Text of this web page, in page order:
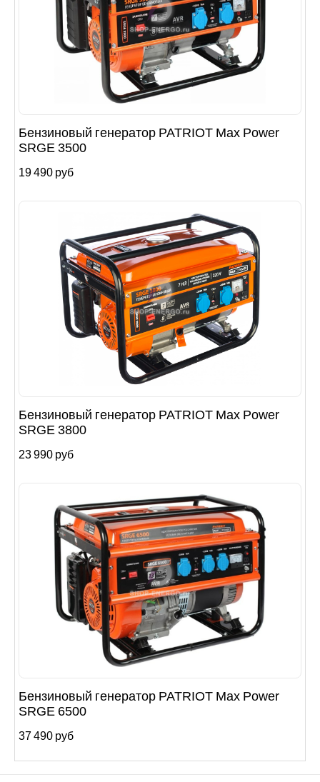
Бензиновый генератор PATRIOT Max Power
SRGE 3500
19 490 руб
Бензиновый генератор PATRIOT Max Power
SRGE 3800
23 990 руб
Бензиновый генератор PATRIOT Max Power
SRGE 6500
37 490 руб